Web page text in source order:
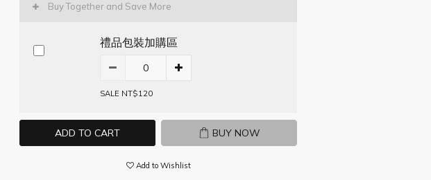
Buy Together and Save More
禮品包裝加購區
SALE NT$120
ADD TO CART BUY NOW
Add to Wishlist